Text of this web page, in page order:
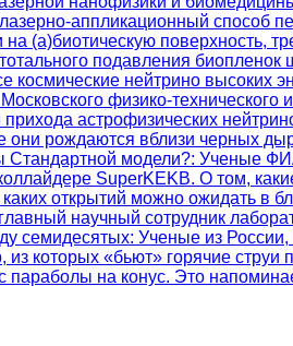
аппликационный способ
на (а)биотическую поверхность,
подавления биопленок
космические нейтрино высоких
физико-
астрофизических
рождаются вблизи черных
Стандартной модели?: Ученые
SuperKEKB. О том,
каких открытий можно ожидать в
научный сотрудник
семидесятых: Ученые из
которых «бьют» горячие
параболы на конус. Это